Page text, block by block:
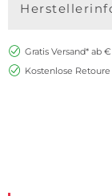
Gratis Versand* ab €
Kostenlose Retoure